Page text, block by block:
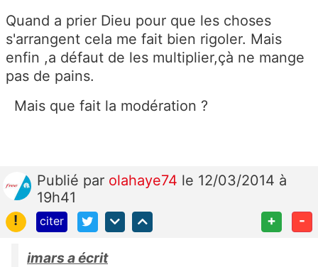
Quand a prier Dieu pour que les choses
s'arrangent cela me fait bien rigoler. Mais
enfin ,a défaut de les multiplier,çà ne mange
pas de pains.
Mais que fait la modération ?
Publié par olahaye74 le 12/03/2014 à
19h41
!
citer + -
imars a écrit